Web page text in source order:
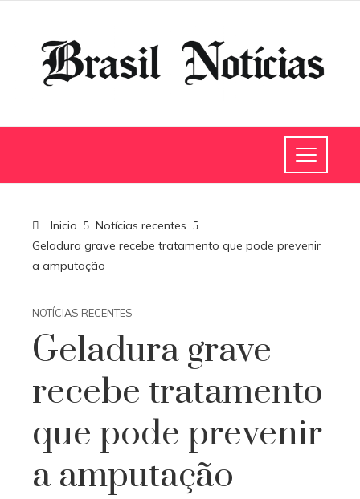
Inicio
Notícias recentes
Geladura grave recebe tratamento que pode prevenir
a amputação
NOTÍCIAS RECENTES
Geladura grave
recebe tratamento
que pode prevenir
a amputação